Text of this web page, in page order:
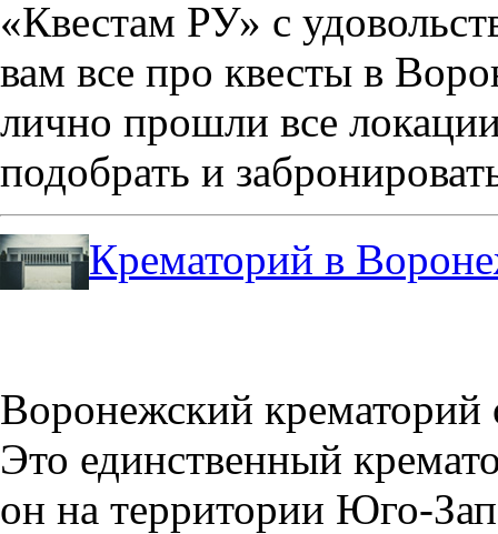
«Квестам РУ» с
вам все про квесты в
лично прошли все
подобрать и
Крематорий в
Воронежский крематорий
Это единственный
он на территории Юго-